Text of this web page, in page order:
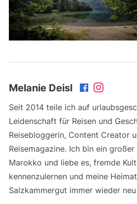
Melanie Deisl
Seit 2014 teile ich auf
Leidenschaft für Reisen und
Reisebloggerin, Content Creator
Reisemagazine. Ich bin ein
Marokko und liebe es, fremde
kennenzulernen und meine
Salzkammergut immer wieder